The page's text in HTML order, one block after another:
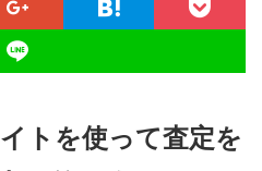
トを使って査定を